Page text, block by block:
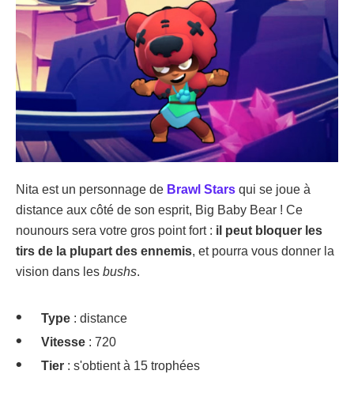
Nita est un personnage de Brawl Stars qui se joue à
distance aux côté de son esprit, Big Baby Bear ! Ce
nounours sera votre gros point fort : il peut bloquer les
tirs de la plupart des ennemis, et pourra vous donner la
vision dans les bushs.
Type : distance
Vitesse : 720
Tier : s'obtient à 15 trophées